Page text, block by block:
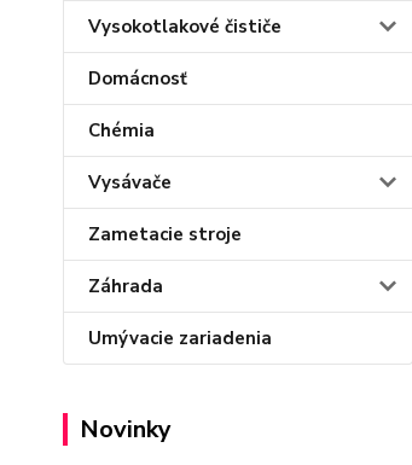
Vysokotlakové čističe
Domácnosť
Chémia
Vysávače
Zametacie stroje
Záhrada
Umývacie zariadenia
Novinky